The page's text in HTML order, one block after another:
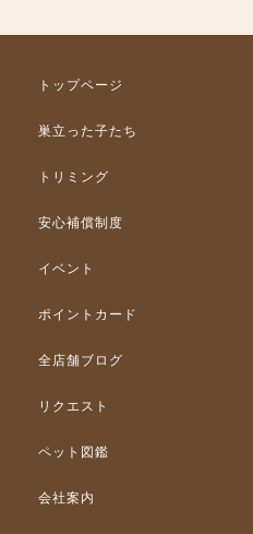
トップページ
巣立った子たち
トリミング
安心補償制度
イベント
ポイントカード
全店舗ブログ
リクエスト
ペット図鑑
会社案内